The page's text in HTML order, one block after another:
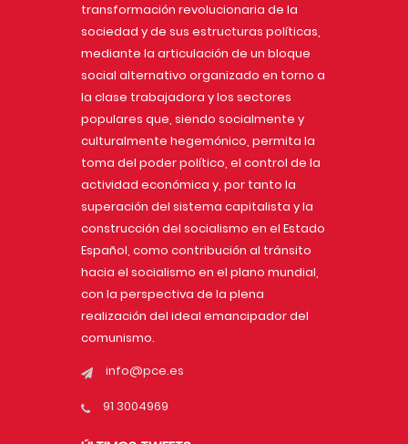
transformación revolucionaria de la
sociedad y de sus estructuras políticas,
mediante la articulación de un bloque
social alternativo organizado en torno a
la clase trabajadora y los sectores
populares que, siendo socialmente y
culturalmente hegemónico, permita la
toma del poder político, el control de la
actividad económica y, por tanto la
superación del sistema capitalista y la
construcción del socialismo en el Estado
Español, como contribución al tránsito
hacia el socialismo en el plano mundial,
con la perspectiva de la plena
realización del ideal emancipador del
comunismo.
info@pce.es
91 3004969